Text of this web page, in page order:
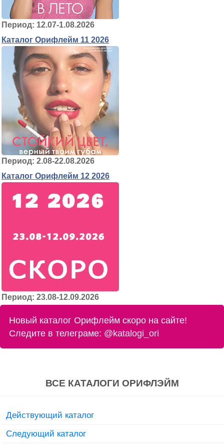
Период: 12.07-1.08.2026
Каталог Орифлейм 11 2026
Период: 2.08-22.08.2026
Каталог Орифлейм 12 2026
Период: 23.08-12.09.2026
Новый каталог Орифлейм скоро на сайте!
Следите в телеграме: @katalogi_ori
ВСЕ КАТАЛОГИ ОРИФЛЭЙМ
Действующий каталог
Следующий каталог